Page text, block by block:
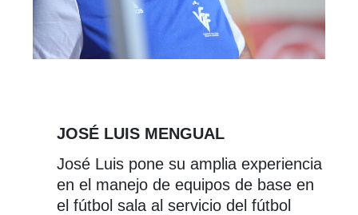
JOSÉ LUIS MENGUAL
José Luis pone su amplia experiencia
en el manejo de equipos de base en
el fútbol sala al servicio del fútbol